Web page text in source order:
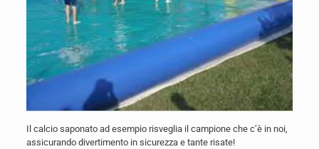
Il calcio saponato ad esempio risveglia il campione che c’è in noi,
assicurando divertimento in sicurezza e tante risate!